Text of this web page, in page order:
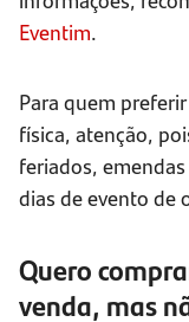
Eventim.
Para quem
física, atenção,
feriados,
dias de evento de
Quero
venda, mas